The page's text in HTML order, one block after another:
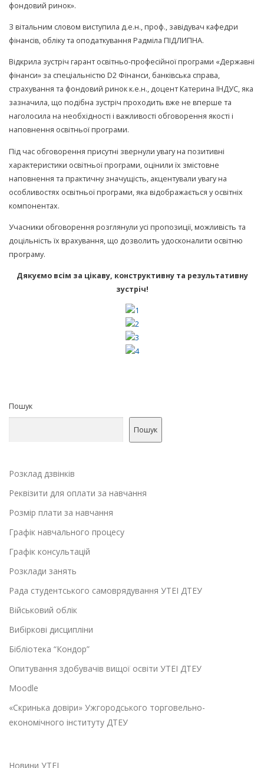
фондовий ринок».
З вітальним словом виступила д.е.н., проф., завідувач кафедри
фінансів, обліку та оподаткування Радміла ПІДЛИПНА.
Відкрила зустріч гарант освітньо-професійної програми «Державні
фінанси» за спеціальністю D2 Фінанси, банківська справа,
страхування та фондовий ринок к.е.н., доцент Катерина ІНДУС, яка
зазначила, що подібна зустріч проходить вже не вперше та
наголосила на необхідності і важливості обговорення якості і
наповнення освітньої програми.
Під час обговорення присутні звернули увагу на позитивні
характеристики освітньої програми, оцінили їх змістовне
наповнення та практичну значущість, акцентували увагу на
особливостях освітньої програми, яка відображається у освітніх
компонентах.
Учасники обговорення розглянули усі пропозиції, можливість та
доцільність їх врахування, що дозволить удосконалити освітню
програму.
Дякуємо всім за цікаву, конструктивну та результативну
зустріч!
Пошук
Пошук
Розклад дзвінків
Реквізити для оплати за навчання
Розмір плати за навчання
Графік навчального процесу
Графік консультацій
Розклади занять
Рада студентського самоврядування УТЕІ ДТЕУ
Військовий облік
Вибіркові дисципліни
Бібліотека “Кондор”
Опитування здобувачів вищої освіти УТЕІ ДТЕУ
Moodle
«Скринька довіри» Ужгородського торговельно-
економічного інституту ДТЕУ
Новини УТЕІ